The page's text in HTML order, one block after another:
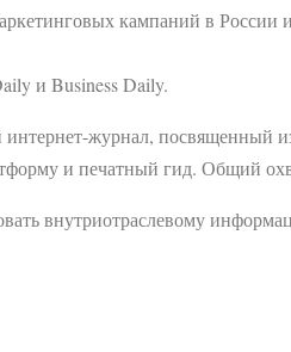
кампаний в
и Business Daily.
журнал, посвященный
и печатный гид. Общий
внутриотраслевому